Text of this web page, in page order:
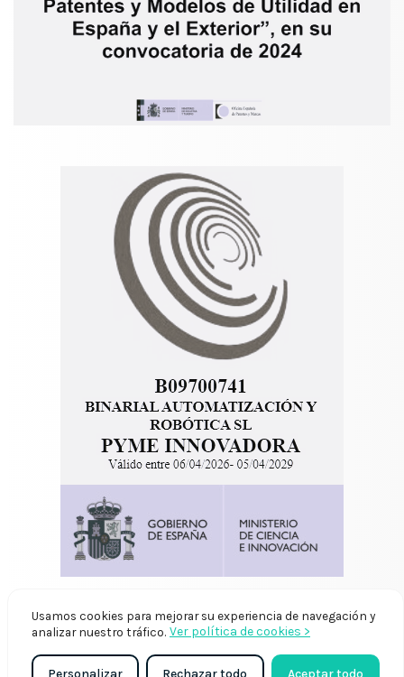
Usamos cookies para mejorar su experiencia de navegación y
analizar nuestro tráfico. Ver política de cookies >
Personalizar Rechazar todo Aceptar todo